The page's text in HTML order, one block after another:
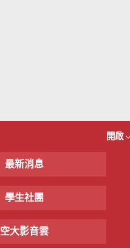
開啟
最新消息
學生社團
空大影音雲